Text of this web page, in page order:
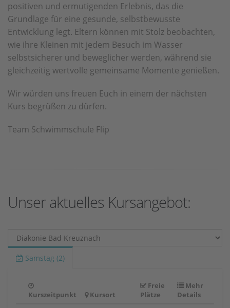
positiven und ermutigenden Erlebnis, das die
Grundlage für eine gesunde, selbstbewusste
Entwicklung legt. Eltern können mit Stolz beobachten,
wie ihre Kleinen mit jedem Besuch im Wasser
selbstsicherer und beweglicher werden, während sie
gleichzeitig wertvolle gemeinsame Momente genießen.
Wir würden uns freuen Euch in einem der nächsten
Kurs begrüßen zu dürfen.
Team Schwimmschule Flip
Unser aktuelles Kursangebot:
Samstag (2)
Kurszeitpunkt Kursort
Freie
Plätze
Mehr
Details